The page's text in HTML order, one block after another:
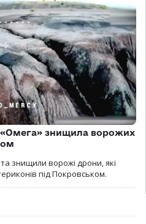
«Омега» знищила ворожих
знищили ворожі дрони, які
під Покровськом.